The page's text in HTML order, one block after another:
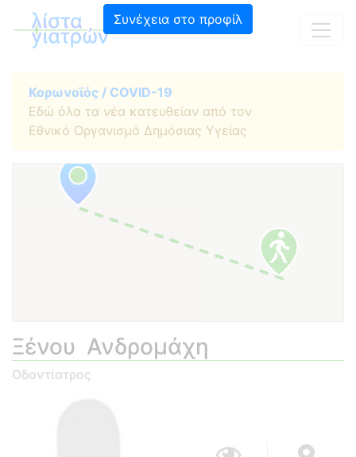
Συνέχεια στο προφίλ
Κορωνοϊός / COVID-19
Εδώ όλα τα νέα κατευθείαν από τον
Εθνικό Οργανισμό Δημόσιας Υγείας
Ξένου Ανδρομάχη
Οδοντίατρος